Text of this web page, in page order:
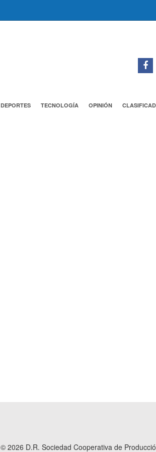
DEPORTES TECNOLOGÍA OPINIÓN
© 2026 D.R. Sociedad Cooperativa de